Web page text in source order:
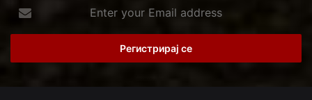
your
Email